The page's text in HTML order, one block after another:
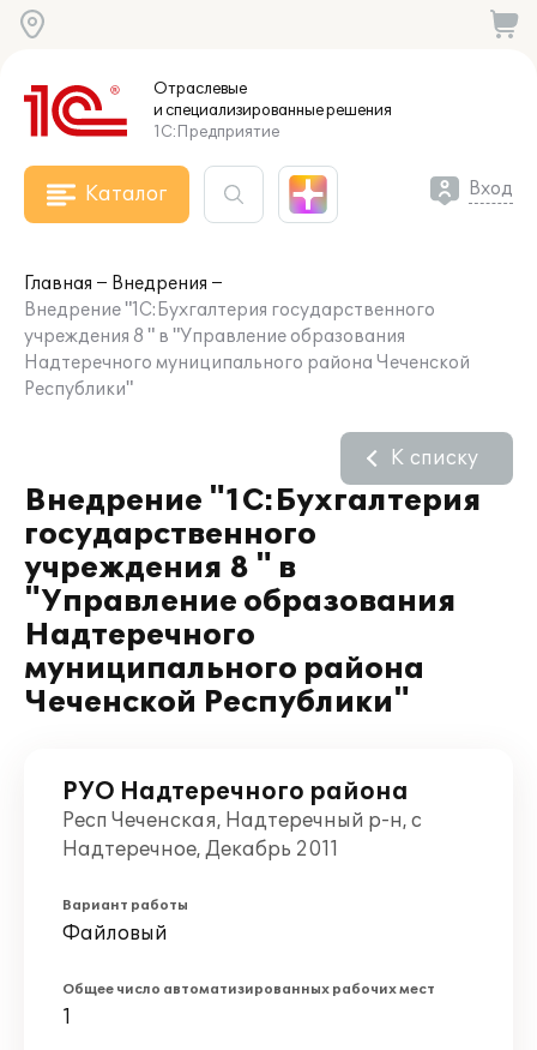
Отраслевые
и специализированныерешения
1С:Предприятие
Каталог Вход
Главная
Внедрения
Внедрение "1С:Бухгалтерия государственного
учреждения 8 " в "Управление образования
Надтеречного муниципального района Чеченской
Республики"
Внедрение "1С:Бухгалтерия
государственного
учреждения 8 " в
"Управление образования
Надтеречного
муниципального района
Чеченской Республики"
К списку
РУО Надтеречного района
Респ Чеченская, Надтеречный р-н, с
Надтеречное, Декабрь 2011
Вариант работы
Файловый
Общее число автоматизированных рабочих мест
1